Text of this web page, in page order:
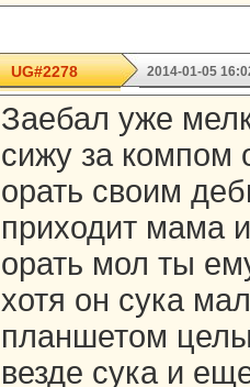
UG#2278 2014-01-05
Заебал уже
сижу за компом
орать своим
приходит мама
орать мол ты
хотя он сука
планшетом
везде сука и